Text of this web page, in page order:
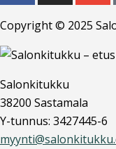
Copyright © 2025
Salonkitukku
38200 Sastamala
Y-tunnus: 3427445-6